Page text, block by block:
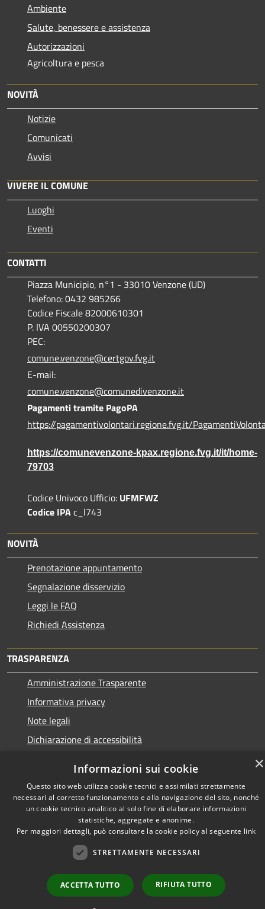
Ambiente
Salute, benessere e assistenza
Autorizzazioni
Agricoltura e pesca
NOVITÀ
Notizie
Comunicati
Avvisi
VIVERE IL COMUNE
Luoghi
Eventi
CONTATTI
Piazza Municipio, n°1 - 33010 Venzone (UD)
Telefono: 0432 985266
Codice Fiscale 82000610301
P. IVA 00550200307
PEC:
comune.venzone@certgov.fvg.it
E-mail:
comune.venzone@comunedivenzone.it
Pagamenti tramite PagoPA
https://pagamentivolontari.regione.fvg.it/
https://comunevenzone-kpax.regione.fvg.it/it/home-
79703
Codice Univoco Ufficio: UFMFWZ
Codice IPAc_l743
NOVITÀ
Prenotazione appuntamento
Segnalazione disservizio
Leggi le FAQ
Richiedi Assistenza
TRASPARENZA
Amministrazione Trasparente
Informativa privacy
Note legali
Dichiarazione di accessibilità
RSS
Accessibility
Privacy
Copyright © 2026 • Town of •
Powered byMunicipium•
Admin access
×
Informazioni sui cookie
Questo sito web utilizza cookie tecnici e assimilati strettamente
necessari al corretto funzionamento e alla navigazione del sito, nonché
un cookie tecnico analitico al solo fine di elaborare informazioni
statistiche, aggregate e anonime.
Per maggiori dettagli, può consultare la cookie policy al seguente link
STRETTAMENTE NECESSARI
ACCETTA TUTTO RIFIUTA TUTTO